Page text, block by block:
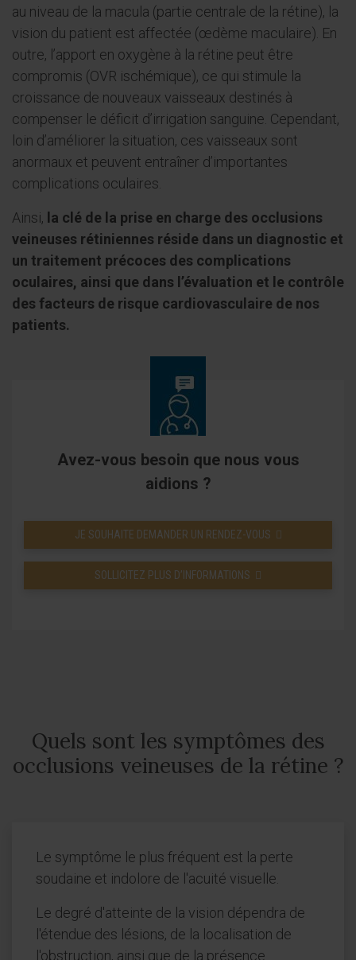
au niveau de la macula (partie centrale de la rétine), la
vision du patient est affectée (œdème maculaire). En
outre, l’apport en oxygène à la rétine peut être
compromis (OVR ischémique), ce qui stimule la
croissance de nouveaux vaisseaux destinés à
compenser le déficit d’irrigation sanguine. Cependant,
loin d’améliorer la situation, ces vaisseaux sont
anormaux et peuvent entraîner d’importantes
complications oculaires.
Ainsi, la clé de la prise en charge des occlusions
veineuses rétiniennes réside dans un diagnostic et
un traitement précoces des complications
oculaires, ainsi que dans l’évaluation et le contrôle
des facteurs de risque cardiovasculaire de nos
patients.
Avez-vous besoin que nous vous
aidions ?
JE SOUHAITE DEMANDER UN RENDEZ-VOUS
SOLLICITEZ PLUS D’INFORMATIONS
Quels sont les symptômes des
occlusions veineuses de la rétine ?
Le symptôme le plus fréquent est la perte
soudaine et indolore de l'acuité visuelle.
Le degré d'atteinte de la vision dépendra de
l'étendue des lésions, de la localisation de
l'obstruction, ainsi que de la présence